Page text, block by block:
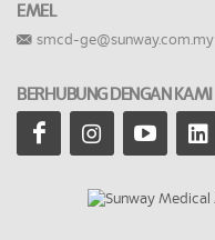
EMEL
smcd-ge@sunway.com.my
BERHUBUNG DENGAN KAMI